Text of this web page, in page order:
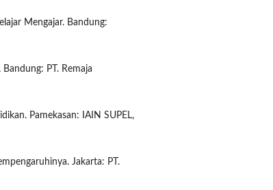
Mengajar. Bandung:
PT. Remaja
Pamekasan: IAIN SUPEL,
Jakarta: PT.